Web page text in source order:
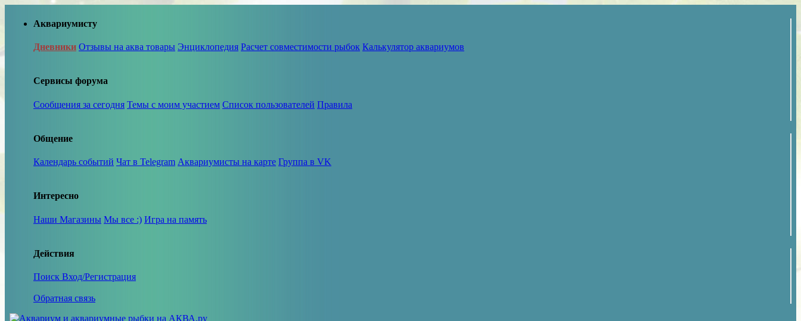
Аквариумисту
Дневники Отзывы на аква товары Энциклопедия Расчет совместимости рыбок Калькулятор аквариумов
Сервисы форума
Сообщения за сегодня Темы с моим участием Список пользователей Правила
Общение
Календарь событий Чат в Telegram Аквариумисты на карте Группа в VK
Интересно
Наши Магазины Мы все :) Игра на память
Действия
Поиск Вход/Регистрация
Обратная связь